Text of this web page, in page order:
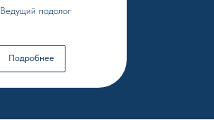
Ведущий подолог
Подробнее